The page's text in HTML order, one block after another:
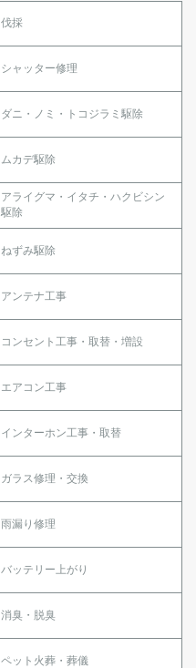
伐採
シャッター修理
ダニ・ノミ・トコジラミ駆除
ムカデ駆除
アライグマ・イタチ・ハクビシン
駆除
ねずみ駆除
アンテナ工事
コンセント工事・取替・増設
エアコン工事
インターホン工事・取替
ガラス修理・交換
雨漏り修理
バッテリー上がり
消臭・脱臭
ペット火葬・葬儀